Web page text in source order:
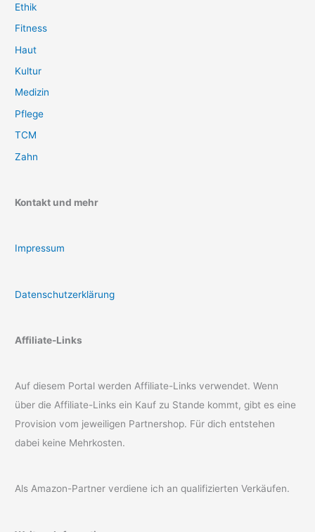
Ethik
Fitness
Haut
Kultur
Medizin
Pflege
TCM
Zahn
Kontakt und mehr
Impressum
Datenschutzerklärung
Affiliate-Links
Auf diesem Portal werden Affiliate-Links verwendet. Wenn
über die Affiliate-Links ein Kauf zu Stande kommt, gibt es eine
Provision vom jeweiligen Partnershop. Für dich entstehen
dabei keine Mehrkosten.
Als Amazon-Partner verdiene ich an qualifizierten Verkäufen.